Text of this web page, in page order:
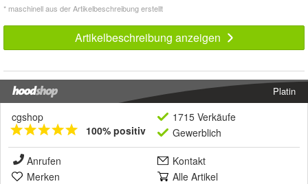
* maschinell aus der Artikelbeschreibung erstellt
Artikelbeschreibung anzeigen
Platin
cgshop
100% positiv
1715 Verkäufe
Gewerblich
Anrufen
Kontakt
Merken
Alle Artikel